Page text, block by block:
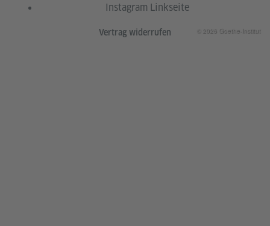
© 2026 Goethe-Institut
Instagram Linkseite
Vertrag widerrufen